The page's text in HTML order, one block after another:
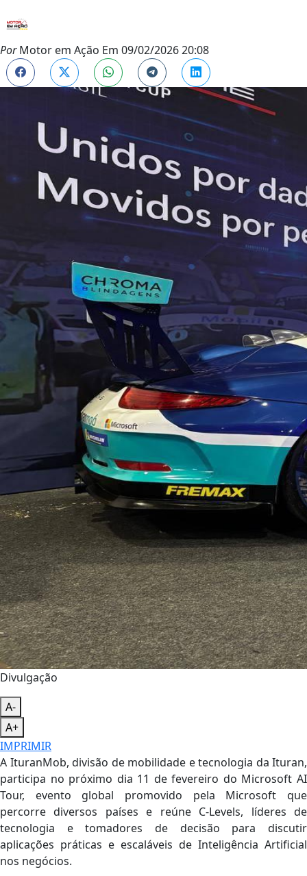
PorMotor em Ação Em 09/02/2026 20:08
Divulgação
A-
A+
IMPRIMIR
A IturanMob, divisão de mobilidade e tecnologia da Ituran,
participa no próximo dia 11 de fevereiro do Microsoft AI
Tour, evento global promovido pela Microsoft que
percorre diversos países e reúne C-Levels, líderes de
tecnologia e tomadores de decisão para discutir
aplicações práticas e escaláveis ​​de Inteligência Artificial
nos negócios.